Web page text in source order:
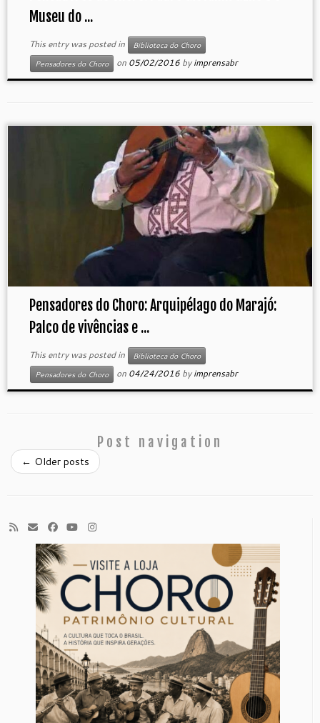
Museu do ...
This entry was posted in
Biblioteca do Choro
Pensadores do Choro
on 05/02/2016 byimprensabr
Pensadores do Choro: Arquipélago do Marajó:
Palco de vivências e ...
This entry was posted in
Biblioteca do Choro
Pensadores do Choro
on 04/24/2016 byimprensabr
Post navigation
← Older posts